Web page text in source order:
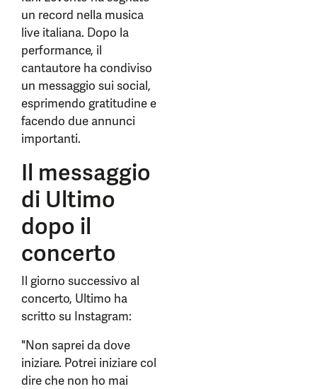
un record nella musica
live italiana. Dopo la
performance, il
cantautore ha condiviso
un messaggio sui social,
esprimendo gratitudine e
facendo due annunci
importanti.
Il messaggio
di Ultimo
dopo il
concerto
Il giorno successivo al
concerto, Ultimo ha
scritto su Instagram:
"Non saprei da dove
iniziare. Potrei iniziare col
dire che non ho mai